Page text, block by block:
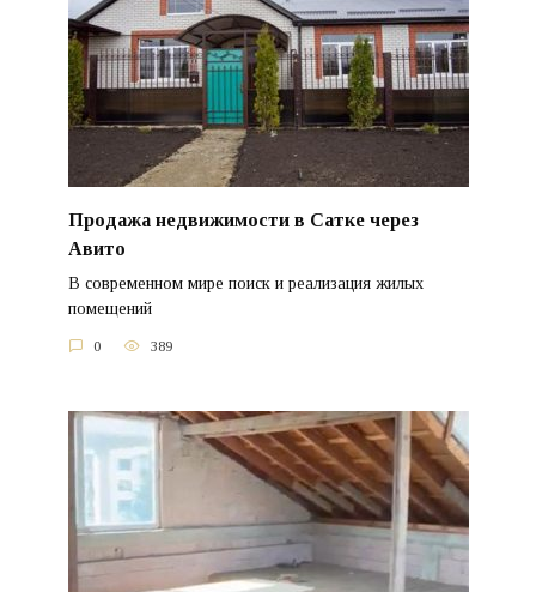
Продажа недвижимости в Сатке через
Авито
В современном мире поиск и реализация жилых
помещений
0 389